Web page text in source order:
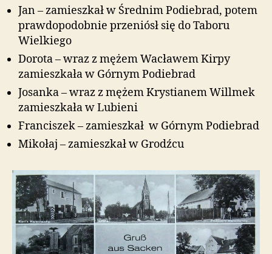
Jan – zamieszkał w Średnim Podiebrad, potem
prawdopodobnie przeniósł się do Taboru
Wielkiego
Dorota – wraz z mężem Wacławem Kirpy
zamieszkała w Górnym Podiebrad
Josanka – wraz z mężem Krystianem Willmek
zamieszkała w Lubieni
Franciszek – zamieszkał w Górnym Podiebrad
Mikołaj – zamieszkał w Grodźcu